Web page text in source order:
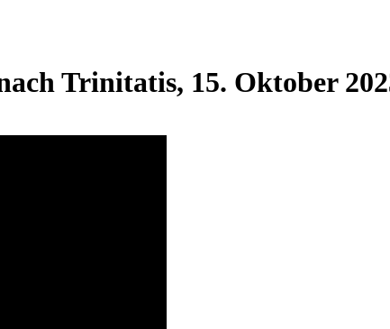
Trinitatis, 15. Oktober